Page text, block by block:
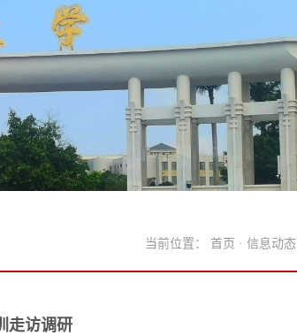
当前位置： 首页 · 信息动态
走访调研